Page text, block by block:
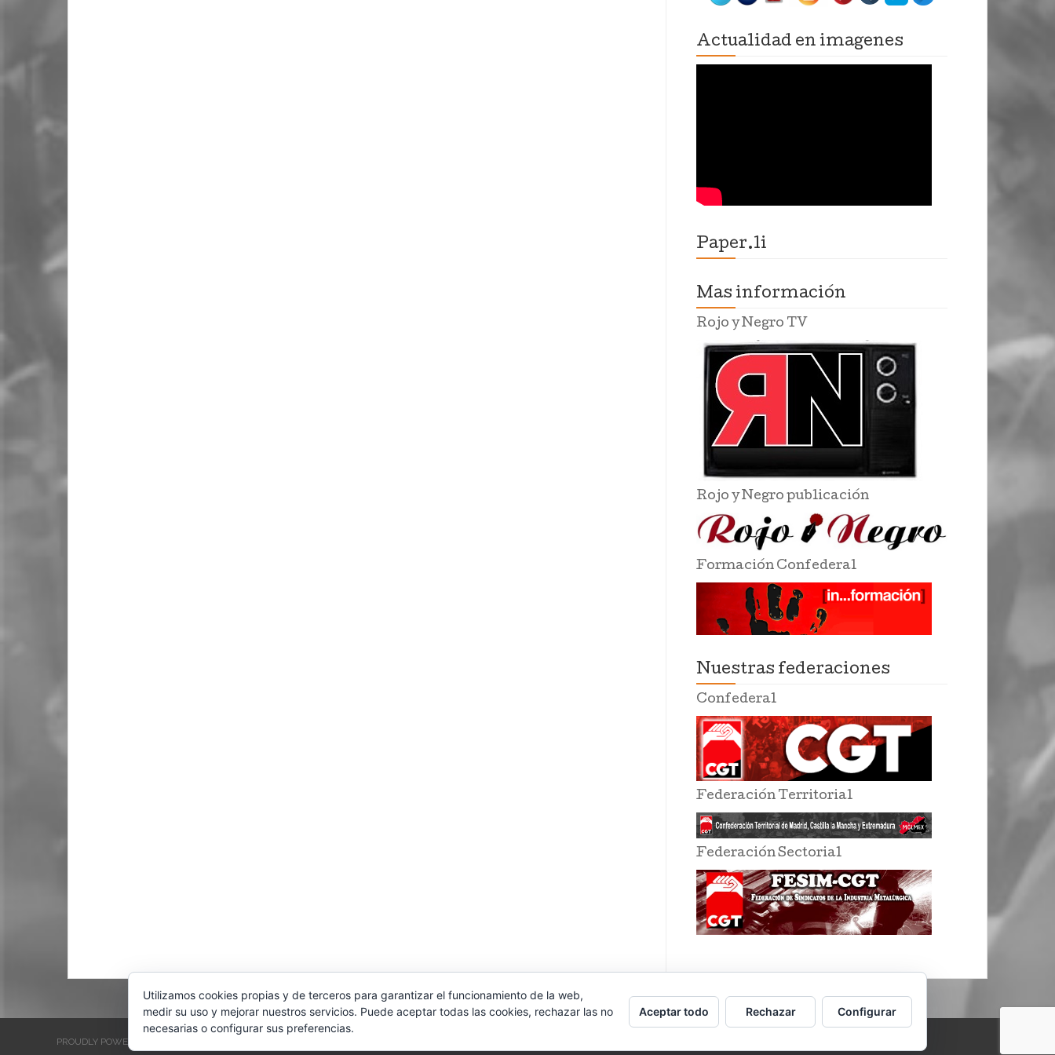
Actualidad en imagenes
Paper.li
Mas información
Rojo y Negro TV
Rojo y Negro publicación
Formación Confederal
Nuestras federaciones
Confederal
Federación Territorial
Federación Sectorial
PROUDLY POWERED BY WORDPRESS
Utilizamos cookies propias y de terceros para garantizar el funcionamiento de la web,
medir su uso y mejorar nuestros servicios. Puede aceptar todas las cookies, rechazar las no
necesarias o configurar sus preferencias.
Aceptar todo Rechazar Configurar